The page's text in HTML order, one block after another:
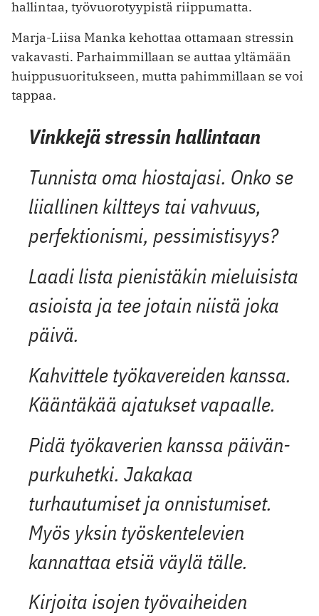
hallin­taa, työ­vuoro­tyy­pistä riippumatta.
Marja-Liisa Manka kehottaa ottamaan stressin
vakavasti. Parhaimmillaan se auttaa yltämään
huippusuoritukseen, mutta pahim­millaan se voi
tappaa.
Vinkkejä stressin hallintaan
Tunnista oma hiostajasi. Onko se
liiallinen kiltteys tai vahvuus,
perfektionismi, pessimistisyys?
Laadi lista pienistäkin mieluisista
asioista ja tee jotain niistä joka
päivä.
Kahvittele työkavereiden kanssa.
Kääntäkää ajatukset vapaalle.
Pidä työkaverien kanssa päivän­
purku­hetki. Jakakaa
turhautumiset ja onnistumiset.
Myös yksin työsken­televien
kannattaa etsiä väylä tälle.
Kirjoita isojen työvaiheiden